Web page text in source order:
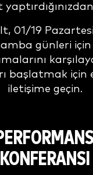
01/19 Pazartesi
günleri için
başlatmak için
iletişime geçin.
KONFERANSI